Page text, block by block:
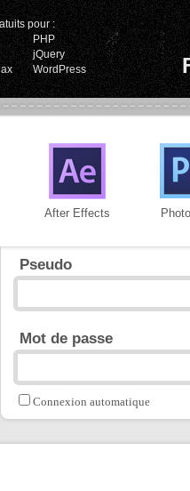
pour :
PHP
jQuery
WordPress
After Effects
Pseudo
Mot de passe
Connexion automatique